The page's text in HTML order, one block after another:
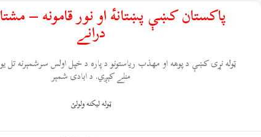
پاکستان کښې پښتانهٔ او نور قامونه –
درانے
ټوله نړۍ کښې د پوهه او مهذب ریاستونو د پاره د خپل اولس سرشمېرنه تل
منلے کېږي. د ابادۍ شمېر
ټوله ليکنه ولولئ